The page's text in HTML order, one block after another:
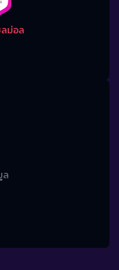
ม่อล
ล